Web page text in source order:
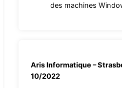
des machines
Aris Informatique –
10/2022